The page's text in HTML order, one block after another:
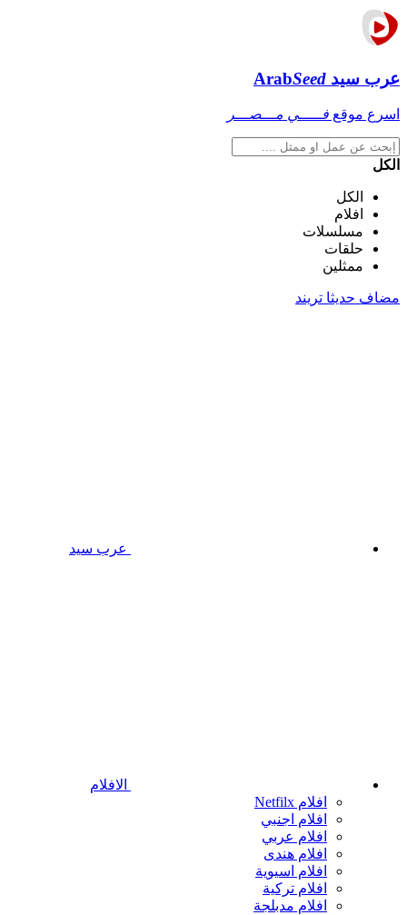
عرب سيد ArabSeed
اسرع موقع فـــــي مـــصـــر
الكل
الكل
افلام
مسلسلات
حلقات
ممثلين
مضاف حديثا تريند
عرب سيد
الافلام
افلام Netfilx
افلام اجنبي
افلام عربي
افلام هندى
افلام اسيوية
افلام تركية
افلام مدبلجة